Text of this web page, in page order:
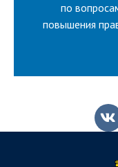
по
повышения